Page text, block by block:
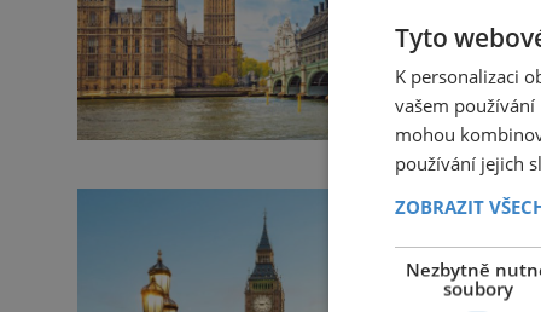
Tyto
K personalizaci
vašem
mohou
používání jejich
ZOBRAZIT
Nezbytně
soubory